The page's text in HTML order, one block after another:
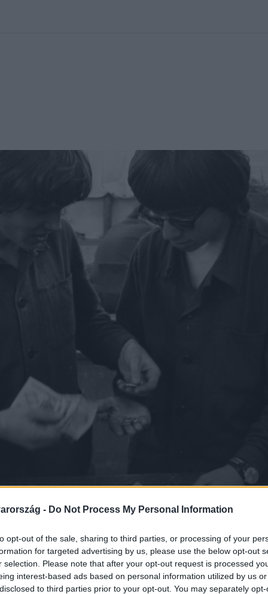
- Do Not Process My Personal Information
opt-out of the sale, sharing to third parties, or processing of your
for targeted advertising by us, please use the below opt-out
selection. Please note that after your opt-out request is processed
interest-based ads based on personal information utilized by us
to third parties prior to your opt-out. You may separately
„elverdéig” –